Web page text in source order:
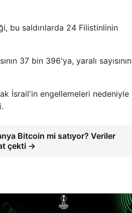
bu saldırılarda 24 Filistinlinin
37 bin 396'ya, yaralı sayısının
İsrail'in engellemeleri nedeniyle
Bitcoin mi satıyor? Veriler
çekti →